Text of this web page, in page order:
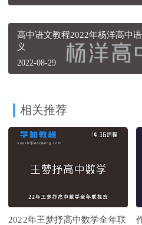
高中语文教程2022年杨洋高中
义
2022-08-29
相关推荐
2022年王梦抒高中数学全年联